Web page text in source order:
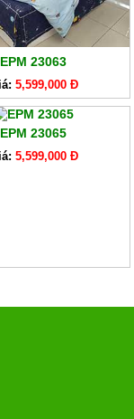
EPM 23063
5,599,000 Đ
EPM 23065
5,599,000 Đ